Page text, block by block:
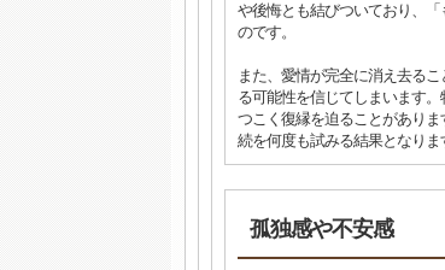
や後悔とも結びついており、
のです。
また、愛情が完全に消え去る
る可能性を信じてしまいます
つこく復縁を迫ることがあり
続を何度も試みる結果となりま
孤独感や不安感